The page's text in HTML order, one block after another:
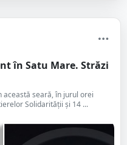
în Satu Mare. Străzi
această seară, în jurul orei
Solidarității și 14 ...